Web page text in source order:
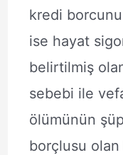
kredi
ise hayat
belirtilmiş
sebebi ile
ölümünün
borçlusu